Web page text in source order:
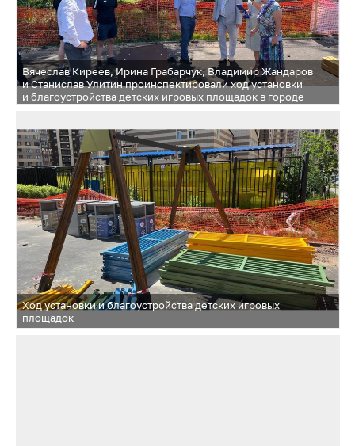
Вячеслав Киреев, Ирина Грабарчук, Владимир Жандаров
и Станислав Улитин проинспектировали ход установки
и благоустройства детских игровых площадок в городе
Ход установки и благоустройства детских игровых
площадок